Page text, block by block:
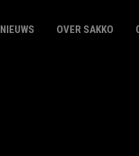
NIEUWS OVER SAKKO